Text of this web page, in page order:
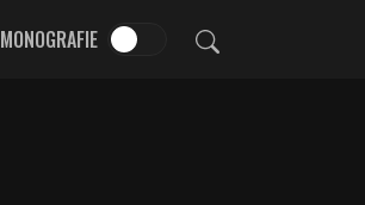
MONOGRAFIE